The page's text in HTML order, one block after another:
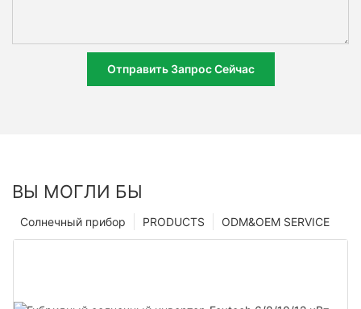
Отправить Запрос Сейчас
ВЫ МОГЛИ БЫ
ODM&OEM SERVICE
PRODUCTS
Солнечный прибор